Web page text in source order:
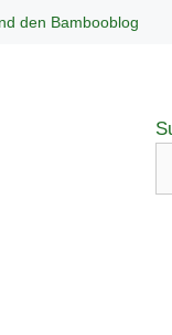
den Bambooblog